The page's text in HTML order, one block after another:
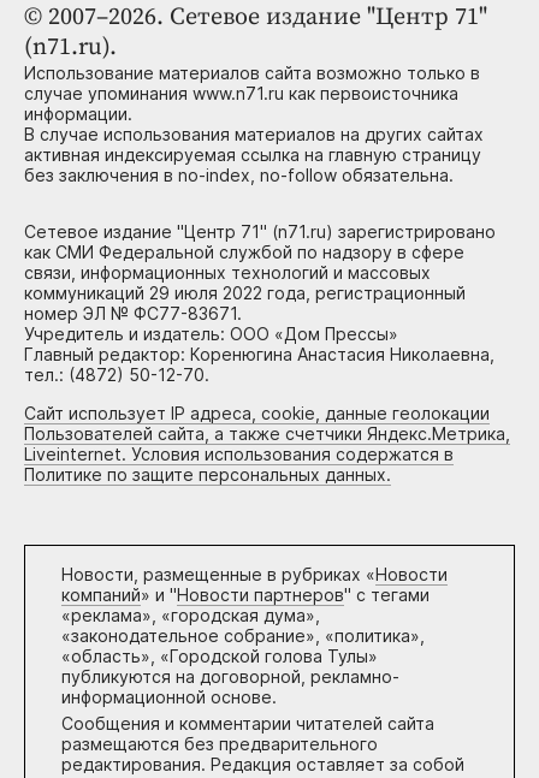
© 2007–2026. Сетевое издание "Центр 71"
(n71.ru).
Использование материалов сайта возможно только в
случае упоминания www.n71.ru как первоисточника
информации.
В случае использования материалов на других сайтах
активная индексируемая ссылка на главную страницу
без заключения в no-index, no-follow обязательна.
Сетевое издание "Центр 71" (n71.ru) зарегистрировано
как СМИ Федеральной службой по надзору в сфере
связи, информационных технологий и массовых
коммуникаций 29 июля 2022 года, регистрационный
номер ЭЛ № ФС77-83671.
Учредитель и издатель: ООО «Дом Прессы»
Главный редактор: Коренюгина Анастасия Николаевна,
тел.: (4872) 50-12-70.
Сайт использует IP адреса, cookie, данные геолокации
Пользователей сайта, а также счетчики Яндекс.Метрика,
Liveinternet. Условия использования содержатся в
Политике по защите персональных данных.
Новости, размещенные в рубриках «Новости
компаний» и "Новости партнеров" с тегами
«реклама», «городская дума»,
«законодательное собрание», «политика»,
«область», «Городской голова Тулы»
публикуются на договорной, рекламно-
информационной основе.
Сообщения и комментарии читателей сайта
размещаются без предварительного
редактирования. Редакция оставляет за собой